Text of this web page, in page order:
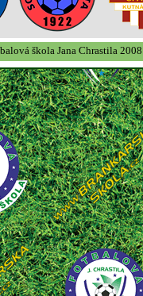
škola Jana Chrastila